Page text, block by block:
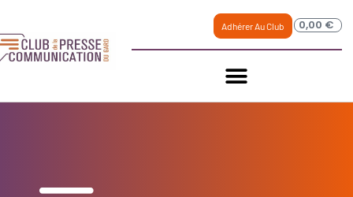
Adhérer Au Club 0,00 €